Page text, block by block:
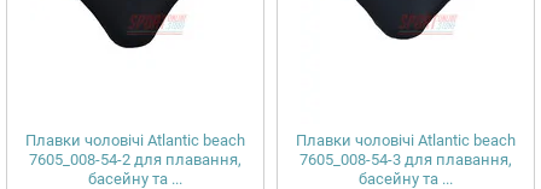
Плавки чоловічі Atlantic beach
7605_008-54-2 для плавання,
басейну та ...
Плавки чоловічі Atlantic beach
7605_008-54-3 для плавання,
басейну та ...